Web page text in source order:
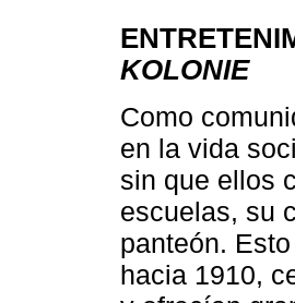
KOLONIE
Como
en la vida
sin que ellos
escuelas, su
panteón.
hacia 1910,